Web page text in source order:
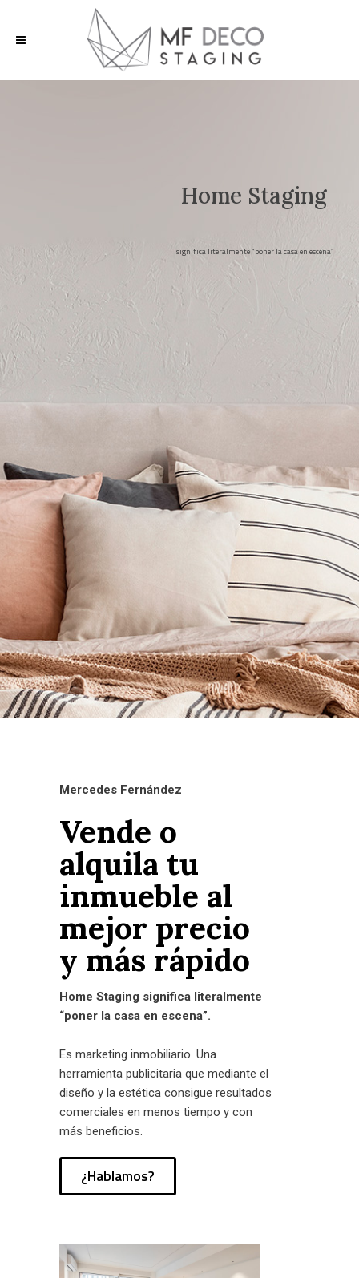
significa literalmente “poner la casa en escena”
Home Staging
Mercedes Fernández
Vende o
alquila tu
inmueble al
mejor precio
y más rápido
Home Staging significa literalmente
“poner la casa en escena”.
Es marketing inmobiliario. Una
herramienta publicitaria que mediante el
diseño y la estética consigue resultados
comerciales en menos tiempo y con
más beneficios.
¿Hablamos?